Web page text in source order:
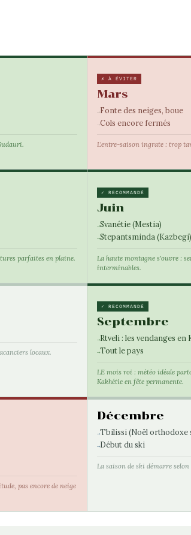
✗ À ÉVITER
Mars
Fonte des neiges, boue
Cols encore fermés
L'entre-saison ingrate : trop
parfaites en plaine.
✓ RECOMMANDÉ
Juin
Svanétie (Mestia)
Stepantsminda (Kazbegi)
La haute montagne s'ouvre :
interminables.
locaux.
✓ RECOMMANDÉ
Septembre
Rtveli : les vendanges en
Tout le pays
LE mois roi : météo idéale
Kakhétie en fête permanente.
pas encore de neige
Décembre
Tbilissi (Noël orthodoxe
Début du ski
La saison de ski démarre